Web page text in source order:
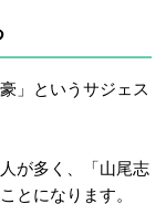
」というサジェス
が多く、「山尾志
とになります。